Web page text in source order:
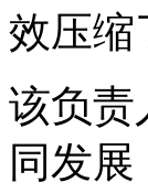
效压缩
该负责
同发